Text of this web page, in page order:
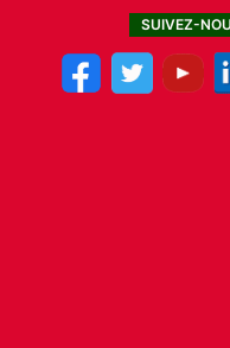
SUIVEZ-